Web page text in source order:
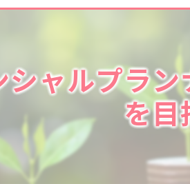
シャルプラ
を目